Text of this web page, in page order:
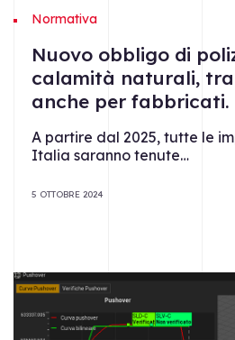
Normativa
Nuovo obbligo di
calamità naturali, tra
anche per fabbricati.
A partire dal 2025, tutte le
Italia saranno tenute…
5 OTTOBRE 2024